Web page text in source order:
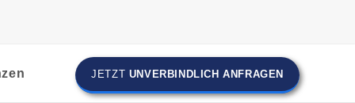
JETZT UNVERBINDLICH ANFRAGEN